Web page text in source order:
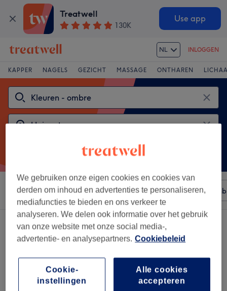
Treatwell
130K
Use app
NL INLOGGEN
KAPPER NAGELS GEZICHT MASSAGE ONTHAREN
Sorteer op Elke prijs Merken Salons
kleuren - ombre in Hainaut
We gebruiken onze eigen cookies en cookies van
derden om inhoud en advertenties te personaliseren,
mediafuncties te bieden en ons verkeer te
analyseren. We delen ook informatie over het gebruik
van onze website met onze social media-,
advertentie- en analysepartners. Cookiebeleid
Alle cookies
accepteren
Cookie-
instellingen